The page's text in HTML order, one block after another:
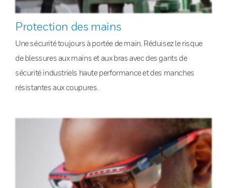
Protection des mains
Une sécurité toujours à portée de main. Réduisez le risque
de blessures aux mains et aux bras avec des gants de
sécurité industriels haute performance et des manches
résistantes aux coupures.